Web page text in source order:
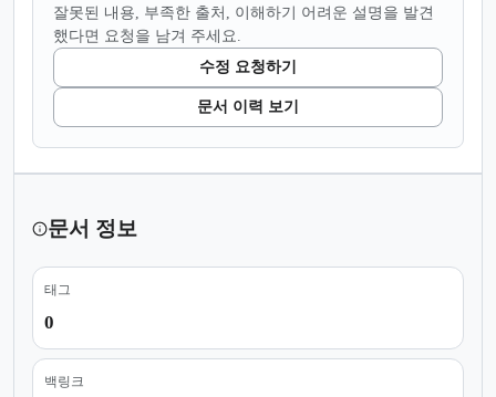
잘못된 내용, 부족한 출처, 이해하기 어려운 설명을 발견
했다면 요청을 남겨 주세요.
수정 요청하기
문서 이력 보기
문서 정보
태그
0
백링크